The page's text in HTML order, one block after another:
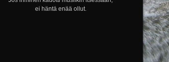
ei häntä enää ollut.